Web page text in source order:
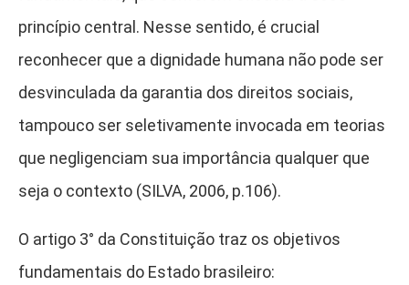
princípio central. Nesse sentido, é crucial
reconhecer que a dignidade humana não pode ser
desvinculada da garantia dos direitos sociais,
tampouco ser seletivamente invocada em teorias
que negligenciam sua importância qualquer que
seja o contexto (SILVA, 2006, p.106).
O artigo 3° da Constituição traz os objetivos
fundamentais do Estado brasileiro: